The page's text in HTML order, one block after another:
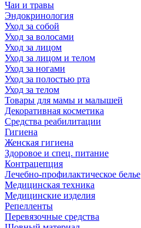
Чаи и травы
Эндокринология
Уход за собой
Уход за волосами
Уход за лицом
Уход за лицом и телом
Уход за ногами
Уход за полостью рта
Уход за телом
Товары для мамы и малышей
Декоративная косметика
Средства реабилитации
Гигиена
Женская гигиена
Здоровое и спец. питание
Контрацепция
Лечебно-профилактическое белье
Медицинская техника
Медицинские изделия
Репелленты
Перевязочные средства